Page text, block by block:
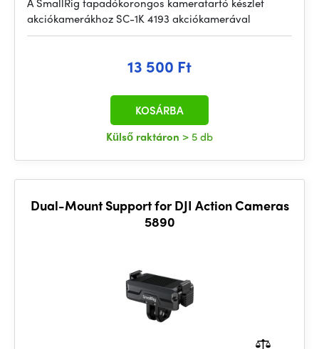
akciókamerákhoz SC-1K 4193 akciókamerával
13 500 Ft
Külső raktáron > 5 db
KOSÁRBA
Dual-Mount Support for DJI Action Cameras
5890